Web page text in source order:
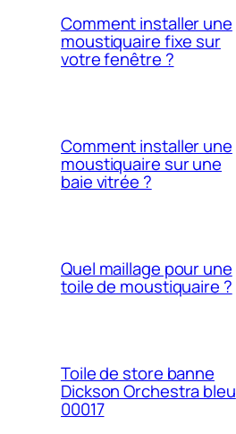
Comment installer une
moustiquaire fixe sur
votre fenêtre ?
Comment installer une
moustiquaire sur une
baie vitrée ?
Quel maillage pour une
toile de moustiquaire ?
Toile de store banne
Dickson Orchestra bleu
00017